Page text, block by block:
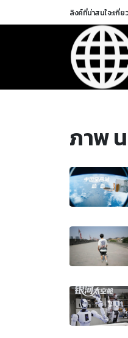
ลิงค์ที่น่าสนใจ:เกี่ย
ภาพ